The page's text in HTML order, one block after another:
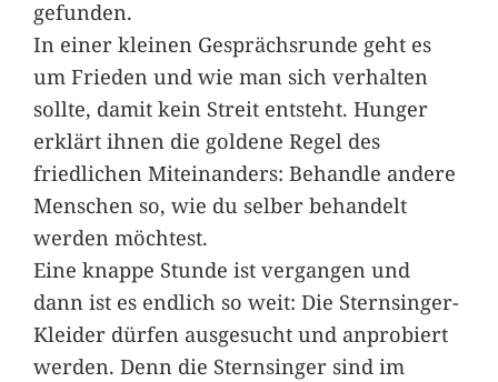
gefunden.
In einer kleinen Gesprächsrunde geht es
um Frieden und wie man sich verhalten
sollte, damit kein Streit entsteht. Hunger
erklärt ihnen die goldene Regel des
friedlichen Miteinanders: Behandle andere
Menschen so, wie du selber behandelt
werden möchtest.
Eine knappe Stunde ist vergangen und
dann ist es endlich so weit: Die Sternsinger-
Kleider dürfen ausgesucht und anprobiert
werden. Denn die Sternsinger sind im